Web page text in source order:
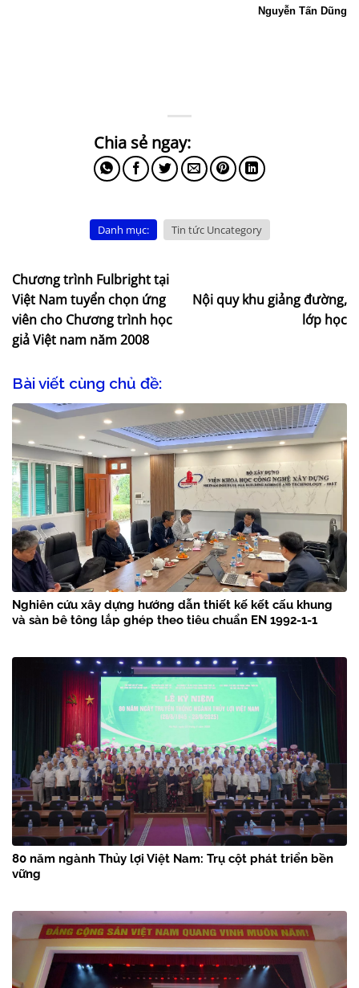
Nguyễn Tấn Dũng
Danh mục: Tin tức Uncategory
Chương trình Fulbright tại
Việt Nam tuyển chọn ứng
viên cho Chương trình học
giả Việt nam năm 2008
Nội quy khu giảng đường,
lớp học
Bài viết cùng chủ đề:
Nghiên cứu xây dựng hướng dẫn thiết kế kết cấu khung
và sàn bê tông lắp ghép theo tiêu chuẩn EN 1992-1-1
80 năm ngành Thủy lợi Việt Nam: Trụ cột phát triển bền
vững